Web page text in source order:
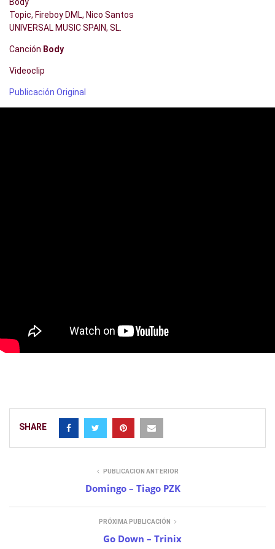
Topic, Fireboy DML, Nico Santos
UNIVERSAL MUSIC SPAIN, SL.
Canción Body
Videoclip
Publicación Original
SHARE
PUBLICACIÓN ANTERIOR
Domingo – Tiago PZK
PRÓXIMA PUBLICACIÓN
Go Down – Trinix